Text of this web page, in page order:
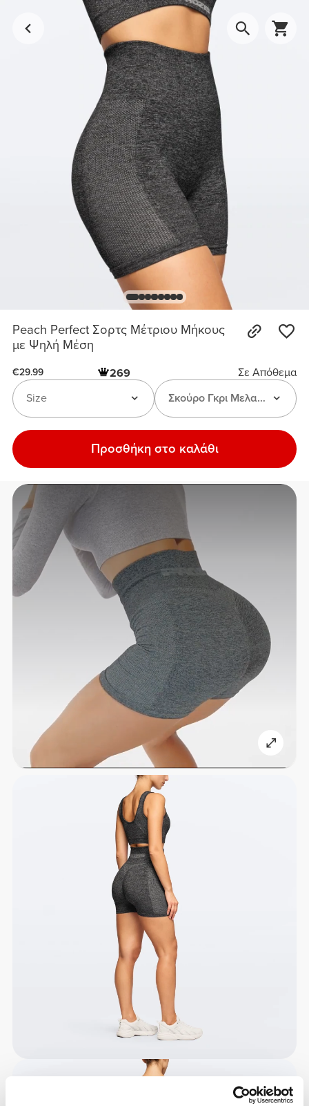
Peach Perfect Σορτς Μέτριου Μήκους
με Ψηλή Μέση
€29.99 269
Σε Απόθεμα
Σκούρο Γκρι Μελανζέ
Size
Προσθήκη στο καλάθι